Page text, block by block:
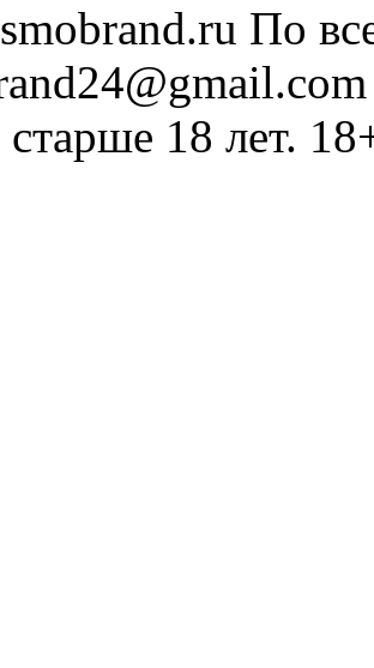
По
18 лет.